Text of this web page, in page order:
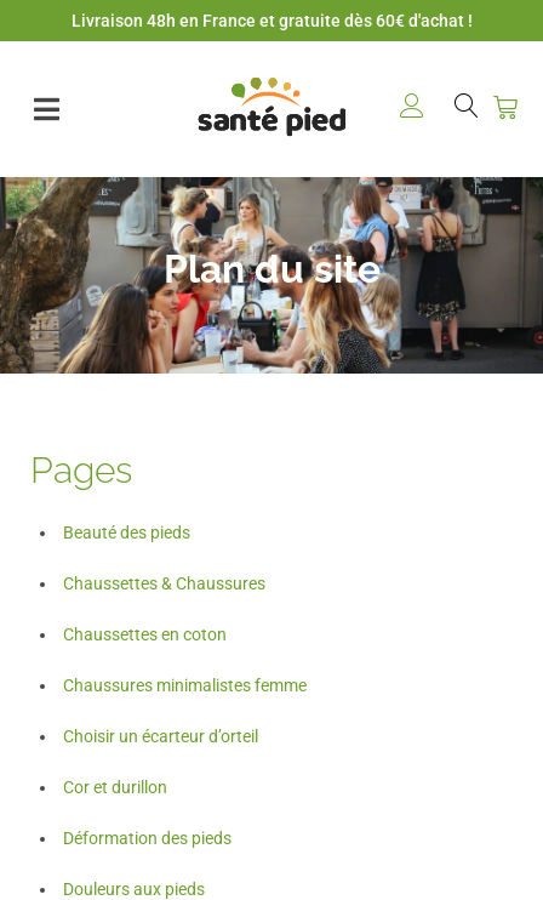
Livraison 48h en France et gratuite dès 60€ d'achat !
Plan du site
Pages
Beauté des pieds
Chaussettes & Chaussures
Chaussettes en coton
Chaussures minimalistes femme
Choisir un écarteur d’orteil
Cor et durillon
Déformation des pieds
Douleurs aux pieds